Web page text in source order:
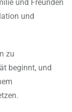
und Freunden
und
zu
beginnt, und